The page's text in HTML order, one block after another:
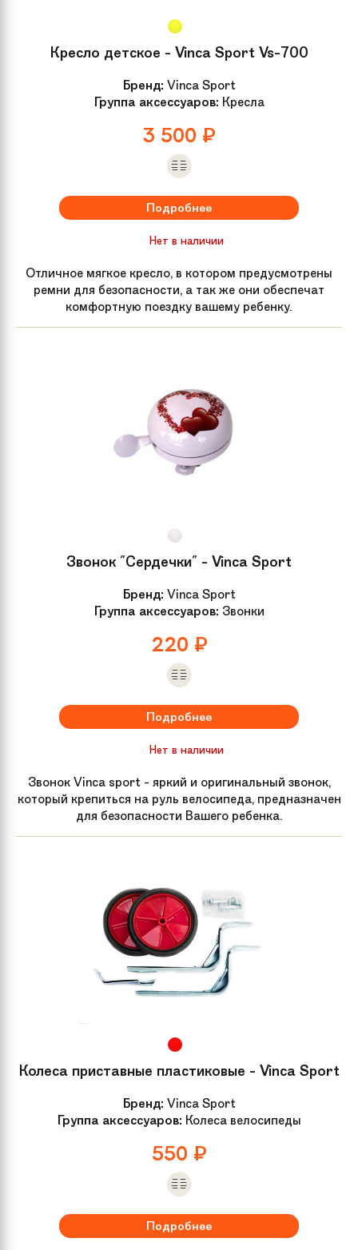
Кресло детское - Vinca Sport Vs-700
Бренд: Vinca Sport
Группа аксессуаров: Кресла
3 500 ₽
Подробнее
Нет в наличии
Отличное мягкое кресло, в котором предусмотрены
ремни для безопасности, а так же они обеспечат
комфортную поездку вашему ребенку.
Звонок "Сердечки" - Vinca Sport
Бренд: Vinca Sport
Группа аксессуаров: Звонки
220 ₽
Подробнее
Нет в наличии
Звонок Vinca sport - яркий и оригинальный звонок,
который крепиться на руль велосипеда, предназначен
для безопасности Вашего ребенка.
Колеса приставные пластиковые - Vinca Sport
Бренд: Vinca Sport
Группа аксессуаров: Колеса велосипеды
550 ₽
Подробнее